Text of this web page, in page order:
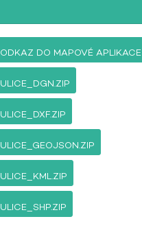
ODKAZ DO MAPOVÉ APLIKACE
ULICE_DGN.ZIP
ULICE_DXF.ZIP
ULICE_GEOJSON.ZIP
ULICE_KML.ZIP
ULICE_SHP.ZIP